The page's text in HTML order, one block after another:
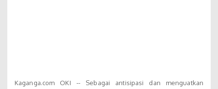
Kaganga.com OKI -- Sebagai antisipasi dan menguatkan